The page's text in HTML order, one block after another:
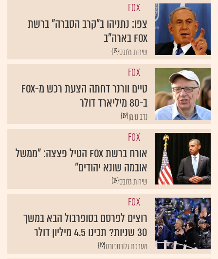
FOX
צפו: נתניהו ב"קרב הסברה" ברשת
FOX בארה"ב
{19}שירות גלובס
FOX
טיים וורנר דחתה הצעת רכש מ-FOX
ב-80 מיליארד דולר
{19}נדב נוימן
FOX
אורח ברשת FOX הטיל פצצה: "ממשל
אובמה שונא יהודים"
{19}שירות גלובס
FOX
רוצים לפרסם בסופרבול הבא במשך
30 שניות? תכינו 4.5 מיליון דולר
{19}מערכת גלובספורט